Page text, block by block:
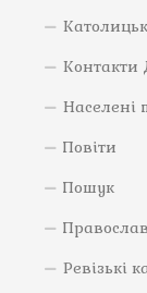
Контакти
Населені
Повіти
Пошук
Ревізькі